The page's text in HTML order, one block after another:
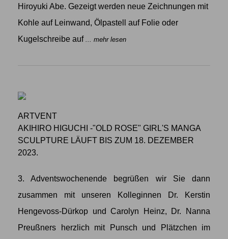
Hiroyuki Abe. Gezeigt werden neue Zeichnungen mit
Kohle auf Leinwand, Ölpastell auf Folie oder
Kugelschreibe auf
... mehr lesen
ARTVENT
AKIHIRO HIGUCHI -"OLD ROSE" GIRL'S MANGA
SCULPTURE LÄUFT BIS ZUM 18. DEZEMBER
2023.
3. Adventswochenende begrüßen wir Sie dann
zusammen mit unseren Kolleginnen Dr. Kerstin
Hengevoss-Dürkop und Carolyn Heinz, Dr. Nanna
Preußners herzlich mit Punsch und Plätzchen im